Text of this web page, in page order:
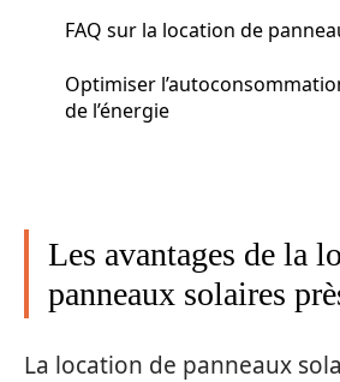
FAQ sur la location de
Optimiser
de l’énergie
Les avantages de la
panneaux solaires
La location de panneaux